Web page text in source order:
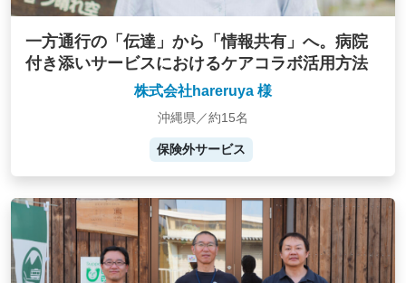
一方通行の「伝達」から「情報共有」へ。病院
付き添いサービスにおけるケアコラボ活用方法
株式会社hareruya 様
沖縄県／約15名
保険外サービス